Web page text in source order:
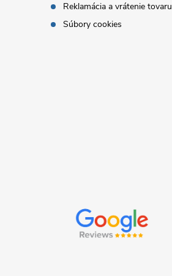
Reklamácia a vrátenie tovaru
Súbory cookies